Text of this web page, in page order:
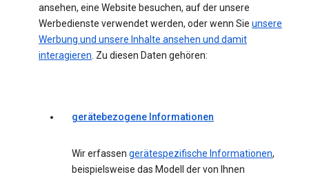
ansehen, eine Website besuchen, auf der unsere
Werbedienste verwendet werden, oder wenn Sie unsere
Werbung und unsere Inhalte ansehen und damit
interagieren. Zu diesen Daten gehören:
gerätebezogene Informationen
Wir erfassen gerätespezifische Informationen,
beispielsweise das Modell der von Ihnen